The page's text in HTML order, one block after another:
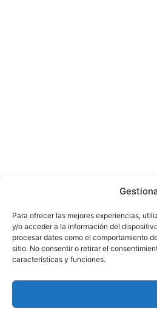
Para ofrecer las mejores experiencias,
y/o acceder a la información del
procesar datos como el comportamiento
sitio. No consentir o retirar el
características y funciones.